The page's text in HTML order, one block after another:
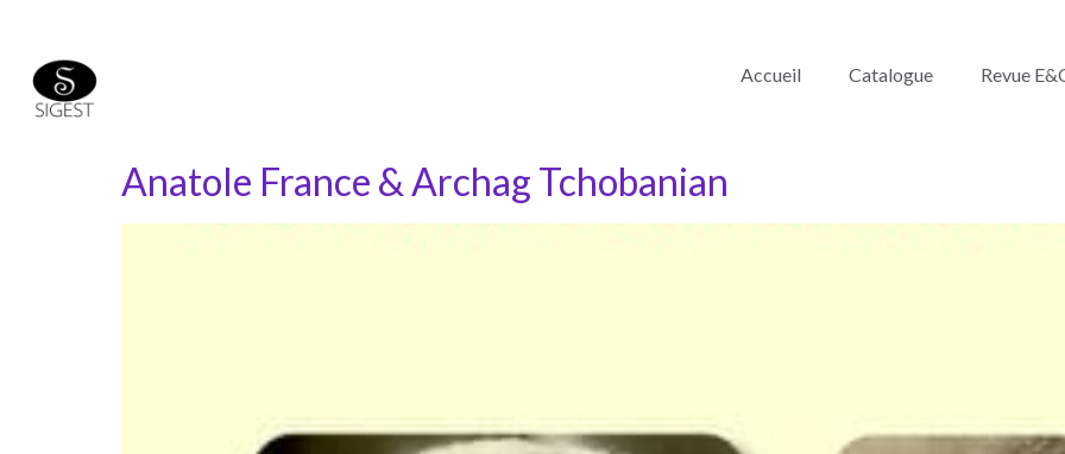
Accueil Catalogue Revue
Anatole France & Archag Tchobanian